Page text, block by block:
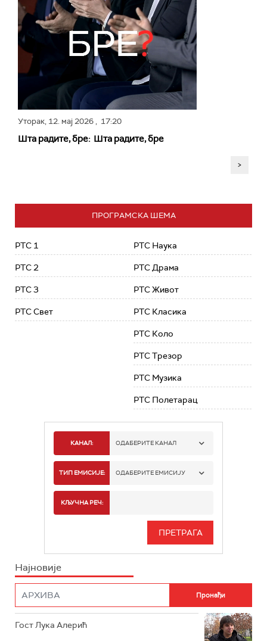
Уторак, 12. мај 2026, 17:20
Шта радите, бре: Шта радите, бре
>
ПРОГРАМСКА ШЕМА
РТС 1
РТС 2
РТС 3
РТС Свет
РТС Наука
РТС Драма
РТС Живот
РТС Класика
РТС Коло
РТС Трезор
РТС Музика
РТС Полетарац
КАНАЛ: ОДАБЕРИТЕ КАНАЛ
РТС 1
РТС 3
ТИП ЕМИСИЈЕ: ОДАБЕРИТЕ ЕМИСИЈУ
ИНФО
КЉУЧНА РЕЧ:
Најновије
Гост Лука Алерић